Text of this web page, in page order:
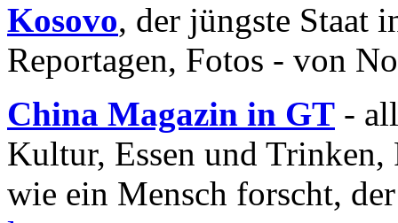
Kosovo, der jüngste Staat
Reportagen, Fotos - von
China Magazin in GT -
Kultur, Essen und
wie ein Mensch forscht,